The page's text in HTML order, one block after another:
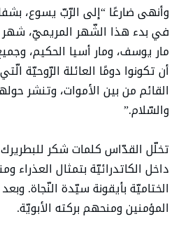
وأنهى ضارعًا “إلى الرّبّ يسوع،
في بدء هذا الشّهر المريميّ، شهر
مار يوسف، ومار أسيا الحكيم،
أن تكونوا دومًا العائلة الرّوحيّة
القائم من بين الأموات، وتنشر
والسّلام.”
تخلّل القدّاس كلمات شكر
داخل الكاتدرائيّة بتمثال العذراء
الختاميّة بأيقونة سيّدة النّجاة.
المؤمنين ومنحهم بركته الأبويّة.